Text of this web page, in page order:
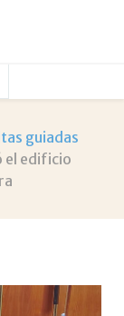
guiadas
el edificio